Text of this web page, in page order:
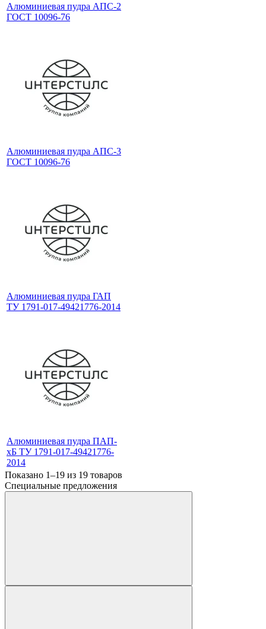
Алюминиевая пудра АПС-2
ГОСТ 10096-76
Алюминиевая пудра АПС-3
ГОСТ 10096-76
Алюминиевая пудра ГАП
ТУ 1791-017-49421776-2014
Алюминиевая пудра ПАП-
хБ ТУ 1791-017-49421776-
2014
Показано 1–19 из 19 товаров
Специальные предложения